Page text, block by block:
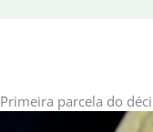
Primeira parcela do